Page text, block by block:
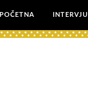
POČETNA INTERVJUI